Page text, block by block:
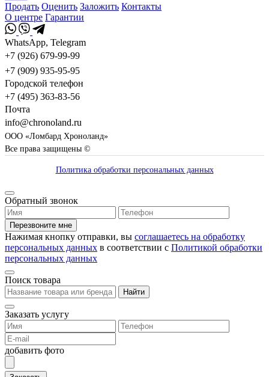
Продать Оценить Заложить Контакты
О центре Гарантии
WhatsApp, Telegram
+7 (926) 679-99-99
+7 (909) 935-95-95
Городской телефон
+7 (495) 363-83-56
Почта
info@chronoland.ru
ООО «Ломбард Хроноланд»
Все права защищены ©
Политика обработки персональных данных
Обратный звонок
Перезвоните мне
Нажимая кнопку отправки, вы соглашаетесь на обработку
персональных данных в соответствии с Политикой обработки
персональных данных
Поиск товара
Найти
Заказать услугу
добавить фото